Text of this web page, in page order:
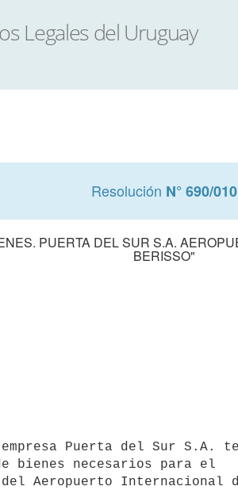
Resolución N° 690/010
PUERTA DEL SUR S.A.
BERISSO"
Puerta del Sur S.A.
bienes necesarios para el
Aeropuerto Internacional